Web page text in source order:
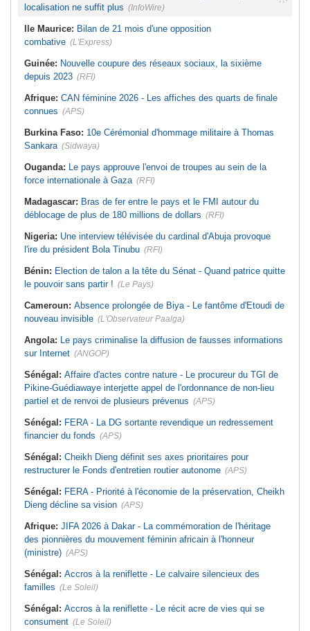
localisation ne suffit plus (InfoWire)
Ile Maurice: Bilan de 21 mois d'une opposition
combative (L'Express)
Guinée: Nouvelle coupure des réseaux sociaux, la sixième
depuis 2023 (RFI)
Afrique: CAN féminine 2026 - Les affiches des quarts de finale
connues (APS)
Burkina Faso: 10e Cérémonial d'hommage militaire à Thomas
Sankara (Sidwaya)
Ouganda:
Le pays approuve l'envoi de troupes au sein de la
force internationale à Gaza (RFI)
Madagascar: Bras de fer entre le pays et le FMI autour du
déblocage de plus de 180 millions de dollars (RFI)
Nigeria: Une interview télévisée du cardinal d'Abuja provoque
l'ire du président Bola Tinubu (RFI)
Bénin: Election de talon a la tête du Sénat - Quand patrice quitte
le pouvoir sans partir ! (Le Pays)
Cameroun: Absence prolongée de Biya - Le fantôme d'Etoudi de
nouveau invisible (L'Observateur Paalga)
Angola:
Le pays criminalise la diffusion de fausses informations
sur Internet (ANGOP)
Sénégal: Affaire d'actes contre nature - Le procureur du TGI de
Pikine-Guédiawaye interjette appel de l'ordonnance de non-lieu
partiel et de renvoi de plusieurs prévenus (APS)
Sénégal: FERA - La DG sortante revendique un redressement
financier du fonds (APS)
Sénégal: Cheikh Dieng définit ses axes prioritaires pour
restructurer le Fonds d'entretien routier autonome (APS)
Sénégal: FERA - Priorité à l'économie de la préservation, Cheikh
Dieng décline sa vision (APS)
Afrique: JIFA 2026 à Dakar - La commémoration de l'héritage
des pionnières du mouvement féminin africain à l'honneur
(ministre) (APS)
Sénégal: Accros à la reniflette - Le calvaire silencieux des
familles (Le Soleil)
Sénégal: Accros à la reniflette - Le récit acre de vies qui se
consument (Le Soleil)